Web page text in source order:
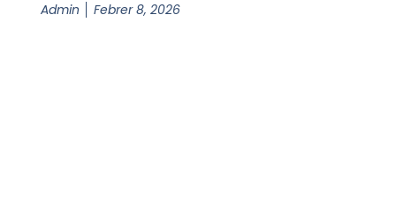
Admin Febrer 8, 2026